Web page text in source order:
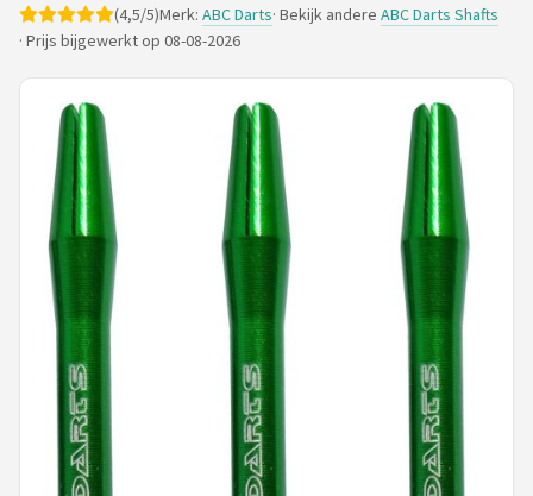
Dartspelers
Toernooien
Spelregels
Uitgooilijst
Dartshop
POPULAIRE MERKEN
Target
Winmau
Bull's
(4,5/5)Merk: ABC Darts· Bekijk andere ABC Darts Shafts
· Prijs bijgewerkt op 08-08-2026